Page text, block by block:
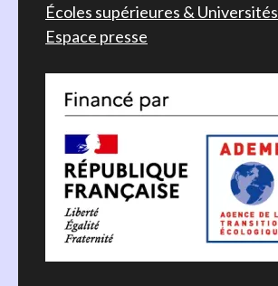
Écoles supérieures & Universités
Espace presse